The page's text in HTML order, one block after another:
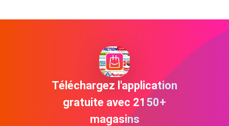
Téléchargez l'application
gratuite avec 2150+
magasins